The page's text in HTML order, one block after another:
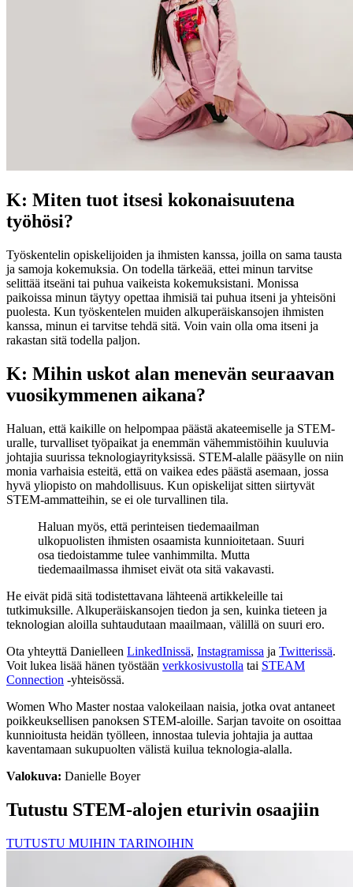
K: Miten tuot itsesi kokonaisuutena
työhösi?
Työskentelin opiskelijoiden ja ihmisten kanssa, joilla on sama tausta
ja samoja kokemuksia. On todella tärkeää, ettei minun tarvitse
selittää itseäni tai puhua vaikeista kokemuksistani. Monissa
paikoissa minun täytyy opettaa ihmisiä tai puhua itseni ja yhteisöni
puolesta. Kun työskentelen muiden alkuperäiskansojen ihmisten
kanssa, minun ei tarvitse tehdä sitä. Voin vain olla oma itseni ja
rakastan sitä todella paljon.
K: Mihin uskot alan menevän seuraavan
vuosikymmenen aikana?
Haluan, että kaikille on helpompaa päästä akateemiselle ja STEM-
uralle, turvalliset työpaikat ja enemmän vähemmistöihin kuuluvia
johtajia suurissa teknologiayrityksissä. STEM-alalle pääsylle on niin
monia varhaisia esteitä, että on vaikea edes päästä asemaan, jossa
hyvä yliopisto on mahdollisuus. Kun opiskelijat sitten siirtyvät
STEM-ammatteihin, se ei ole turvallinen tila.
Haluan myös, että perinteisen tiedemaailman
ulkopuolisten ihmisten osaamista kunnioitetaan. Suuri
osa tiedoistamme tulee vanhimmilta. Mutta
tiedemaailmassa ihmiset eivät ota sitä vakavasti.
He eivät pidä sitä todistettavana lähteenä artikkeleille tai
tutkimuksille. Alkuperäiskansojen tiedon ja sen, kuinka tieteen ja
teknologian aloilla suhtaudutaan maailmaan, välillä on suuri ero.
Ota yhteyttä Danielleen LinkedInissä, Instagramissa ja Twitterissä.
Voit lukea lisää hänen työstään verkkosivustolla tai STEAM
Connection -yhteisössä.
Women Who Master nostaa valokeilaan naisia, jotka ovat antaneet
poikkeuksellisen panoksen STEM-aloille. Sarjan tavoite on osoittaa
kunnioitusta heidän työlleen, innostaa tulevia johtajia ja auttaa
kaventamaan sukupuolten välistä kuilua teknologia-alalla.
Valokuva: Danielle Boyer
Tutustu STEM-alojen eturivin osaajiin
TUTUSTU MUIHIN TARINOIHIN